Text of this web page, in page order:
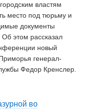
властям
место под тюрьму и
документы
этом рассказал
новый
генерал-
Федор Кренслер.
во